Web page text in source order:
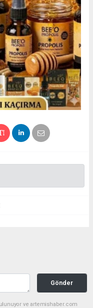
Gönder
ve artemishaber.com